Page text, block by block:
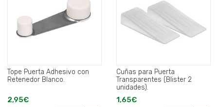
Tope Puerta Adhesivo con
Retenedor Blanco.
2,95€
Cuñas para Puerta
Transparentes (Blister 2
unidades).
1,65€